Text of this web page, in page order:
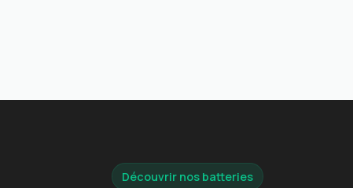
Découvrir nos batteries